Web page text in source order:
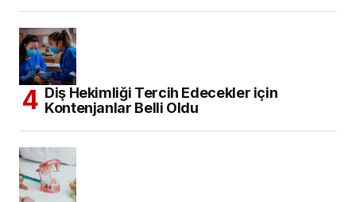
Diş Hekimliği Tercih Edecekler için
Kontenjanlar Belli Oldu